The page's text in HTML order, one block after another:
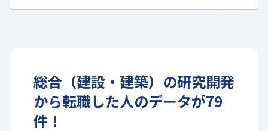
総合（建設・建築） の研究開発
から転職した人のデータが79
件！